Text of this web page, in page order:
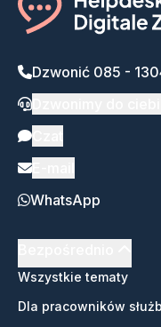
Dzwonić 085 -
WhatsApp
Wszystkie tematy
Dla pracowników